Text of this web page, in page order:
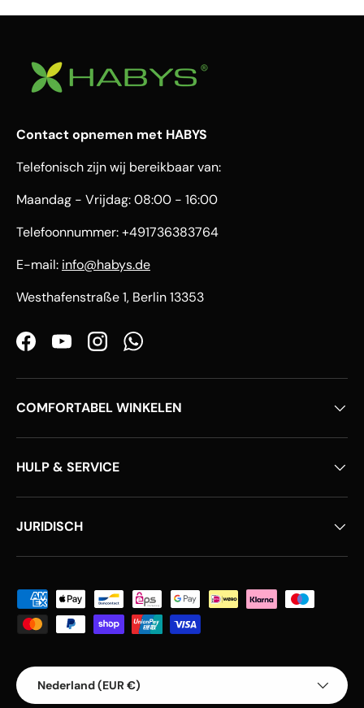
Contact opnemen met HABYS
Telefonisch zijn wij bereikbaar van:
Maandag - Vrijdag: 08:00 - 16:00
Telefoonnummer: +491736383764
E-mail: info@habys.de
Westhafenstraße 1, Berlin 13353
FacebookYouTubeInstagramWhatsApp
COMFORTABEL WINKELEN
HULP & SERVICE
JURIDISCH
Geaccepteerde betaalmethoden
Land/Regio
Nederland (EUR €)